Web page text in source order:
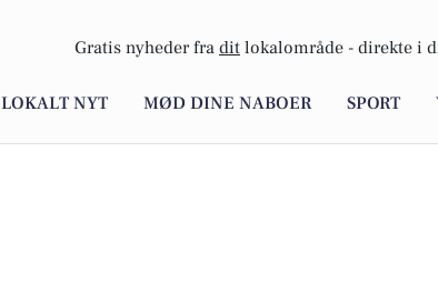
Gratis nyheder fra dit lokalområde - direkte i
LOKALT NYT MØD DINE NABOER SPORT